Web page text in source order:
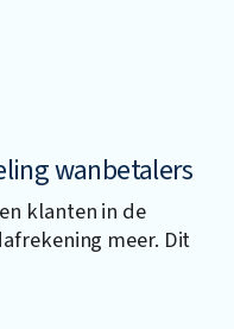
wanbetalers
klanten in de
meer. Dit